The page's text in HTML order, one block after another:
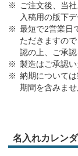
ご注文後、当
入稿用の版下
最短で2営業日
ただきますの
認の上、ご承認
製造はご承認い
納期について
期間を含みませ
名入れカレン